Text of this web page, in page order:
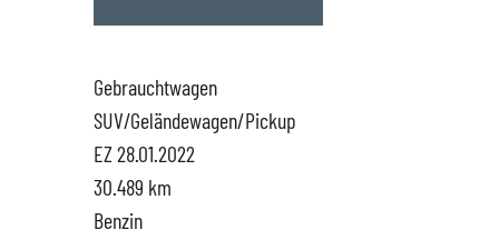
St. Wendel
Hüttigweiler
Übersicht
SEAT
CUPRA
VW
Service
Gewerbekunden
Probefahrt
News
Gebrauchtwagen
SUV/Geländewagen/Pickup
EZ 28.01.2022
30.489 km
Benzin